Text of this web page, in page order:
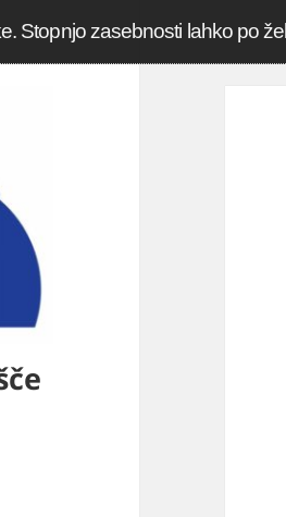
Stopnjo zasebnosti lahko po